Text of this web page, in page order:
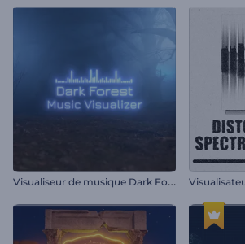
V
isualiseur de musique Dark Forest